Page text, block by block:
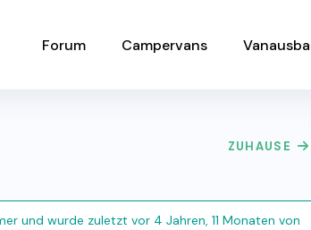
Forum Campervans
ZUHAUSE
und wurde zuletztvor 4 Jahren, 11 Monaten von